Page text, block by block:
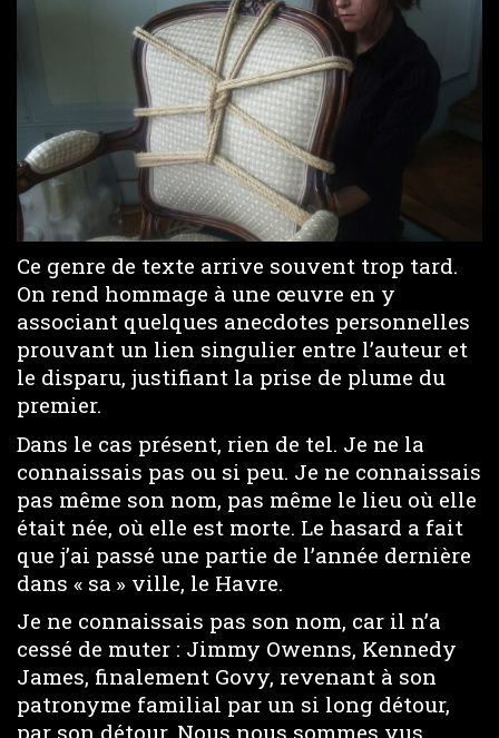
Ce genre de texte arrive souvent trop tard.
On rend hommage à une œuvre en y
associant quelques anecdotes personnelles
prouvant un lien singulier entre l’auteur et
le disparu, justifiant la prise de plume du
premier.
Dans le cas présent, rien de tel. Je ne la
connaissais pas ou si peu. Je ne connaissais
pas même son nom, pas même le lieu où elle
était née, où elle est morte. Le hasard a fait
que j’ai passé une partie de l’année dernière
dans « sa » ville, le Havre.
Je ne connaissais pas son nom, car il n’a
cessé de muter : Jimmy Owenns, Kennedy
James, finalement Govy, revenant à son
patronyme familial par un si long détour,
par son détour. Nous nous sommes vus